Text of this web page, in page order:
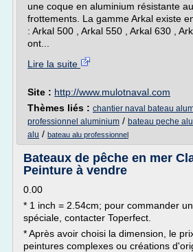
une coque en aluminium résistante
frottements. La gamme Arkal existe
: Arkal 500 , Arkal 550 , Arkal 630 ,
ont...
Lire la suite
Site : http://www.mulotnaval.com
Thèmes liés : chantier naval bateau
professionnel aluminium / bateau peche
alu / bateau alu professionnel
Bateaux de pêche en mer
Peinture à vendre
0.00
* 1 inch = 2.54cm; pour commander
spéciale, contacter Toperfect.
* Après avoir choisi la dimension, le
peintures complexes ou créations